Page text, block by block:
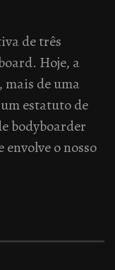
de três
Hoje, a
mais de uma
estatuto de
bodyboarder
o nosso